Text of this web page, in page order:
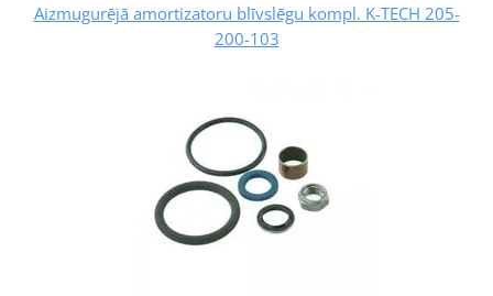
Aizmugurējā amortizatoru blīvslēgu kompl. K-TECH 205-
200-103